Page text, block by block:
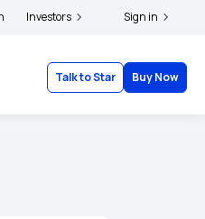
with IRDAI -Click here to know more
Investors Sign in
Talk to Star Buy Now